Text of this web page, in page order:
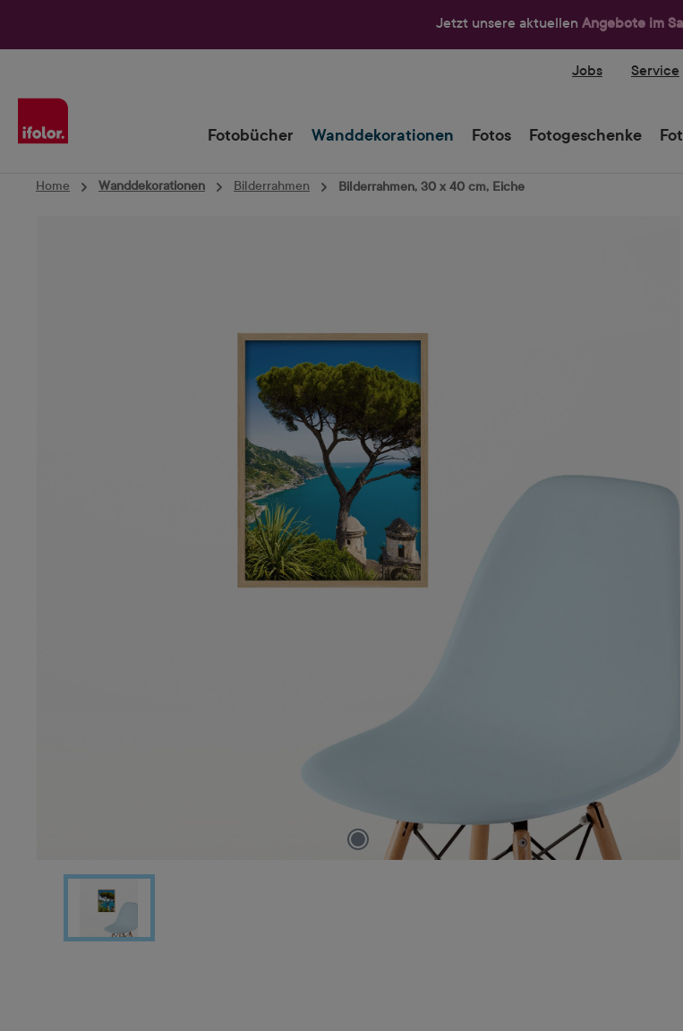
Jetzt unsere aktuellen Angebote im
Jobs Service
Fotobücher Wanddekorationen Fotos Fotogeschenke
Home Wanddekorationen Bilderrahmen Bilderrahmen, 30 x 40 cm, Eiche